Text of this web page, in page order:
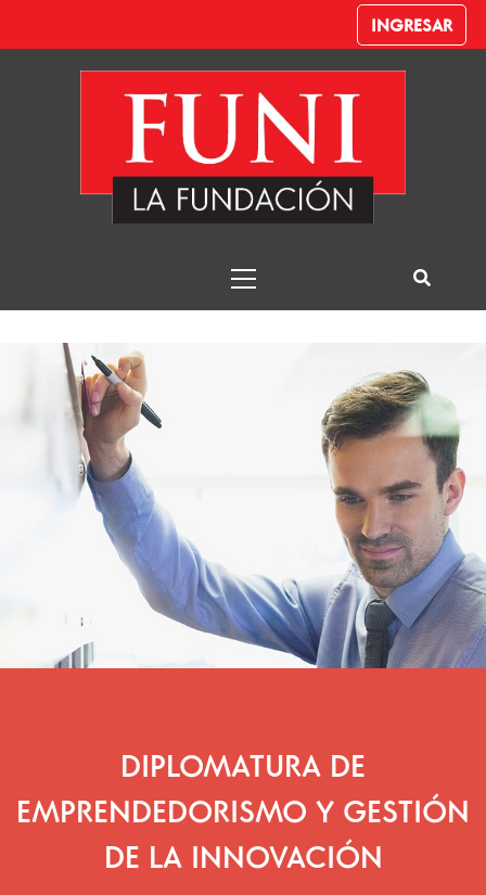
INGRESAR
Emprendedorismo
y Gestión de la
Innovación
DIPLOMATURA DE
EMPRENDEDORISMO Y GESTIÓN
DE LA INNOVACIÓN